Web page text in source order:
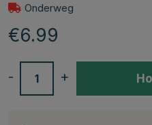
Onderweg
€6.99
+
-